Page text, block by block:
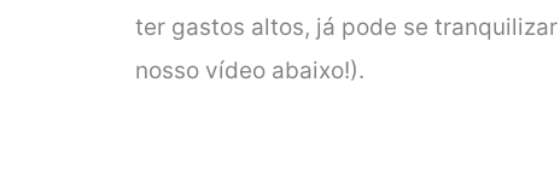
ter gastos altos, já pode se
nosso vídeo abaixo!).